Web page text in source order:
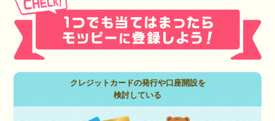
クレジットカードの発行や口座開設を
検討している